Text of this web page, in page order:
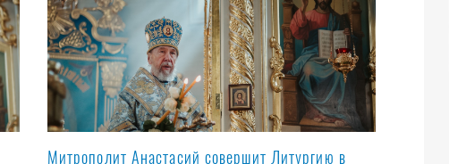
Митрополит Анастасий совершит Литургию в